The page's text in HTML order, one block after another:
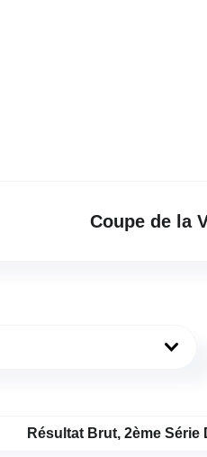
Coupe de la
Résultat Brut, 2ème Série